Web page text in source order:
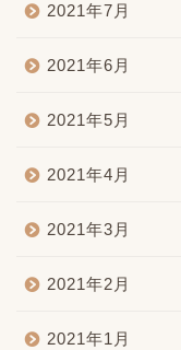
2021年7月
2021年6月
2021年5月
2021年4月
2021年3月
2021年2月
2021年1月